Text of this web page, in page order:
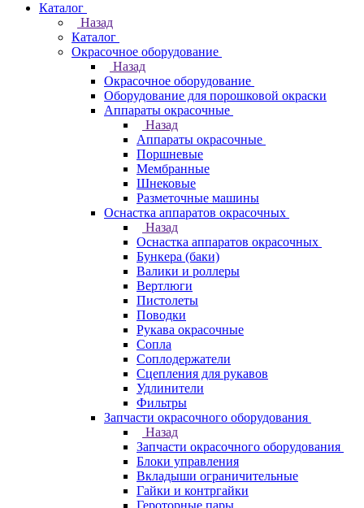
Каталог
Назад
Каталог
Окрасочное оборудование
Назад
Окрасочное оборудование
Оборудование для порошковой окраски
Аппараты окрасочные
Назад
Аппараты окрасочные
Поршневые
Мембранные
Шнековые
Разметочные машины
Оснастка аппаратов окрасочных
Назад
Оснастка аппаратов окрасочных
Бункера (баки)
Валики и роллеры
Вертлюги
Пистолеты
Поводки
Рукава окрасочные
Сопла
Соплодержатели
Сцепления для рукавов
Удлинители
Фильтры
Запчасти окрасочного оборудования
Назад
Запчасти окрасочного оборудования
Блоки управления
Вкладыши ограничительные
Гайки и контргайки
Героторные пары